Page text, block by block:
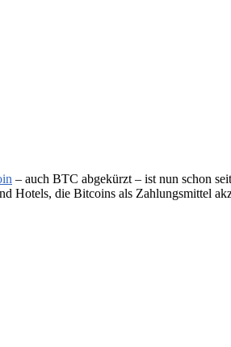
– auch BTC abgekürzt – ist nun schon
Hotels, die Bitcoins als Zahlungsmittel